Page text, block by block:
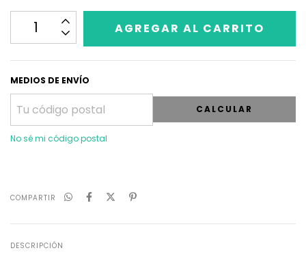
MEDIOS DE ENVÍO
CALCULAR
No sé mi código postal
COMPARTIR
DESCRIPCIÓN